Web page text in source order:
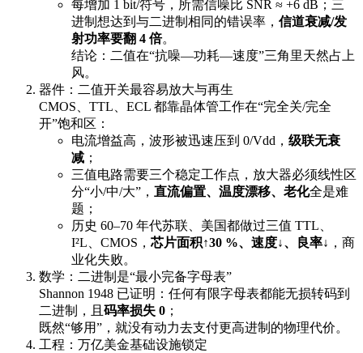
每增加 1 bit/符号，所需信噪比 SNR ≈ +6 dB；三
进制想达到与二进制相同的错误率， 信道衰减/发
射功率要翻 4 倍。
结论：二值在“抗噪—功耗—速度”三角里天然占上
风。
器件：二值开关最容易放大与再生
CMOS、TTL、ECL 都靠晶体管工作在“完全关/完全
开”饱和区：
电流增益高，波形被迅速压到 0/Vdd， 级联无衰
减 ；
三值电路需要三个稳定工作点，放大器必须线性区
分“小/中/大”， 直流偏置、温度漂移、老化全是难
题；
历史 60–70 年代苏联、美国都做过三值 TTL、
I²L、CMOS， 芯片面积↑30 %、速度↓、良率↓ ，商
业化失败。
数学：二进制是“最小完备字母表”
Shannon 1948 已证明：任何有限字母表都能无损转码到
二进制，且 码率损失 0 ；
既然“够用”，就没有动力去支付更高进制的物理代价。
工程：万亿美金基础设施锁定